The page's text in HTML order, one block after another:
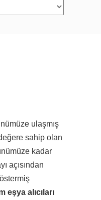
ulaşmış
sahip olan
kadar
açısından
eşya alıcıları